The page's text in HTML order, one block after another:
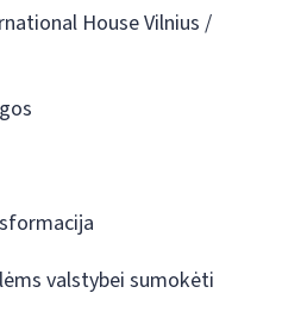
House Vilnius /
valstybei sumokėti